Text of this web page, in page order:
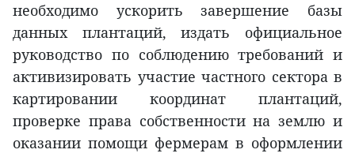
необходимо ускорить завершение базы
данных плантаций, издать официальное
руководство по соблюдению требований и
активизировать участие частного сектора в
картировании координат плантаций,
проверке права собственности на землю и
оказании помощи фермерам в оформлении